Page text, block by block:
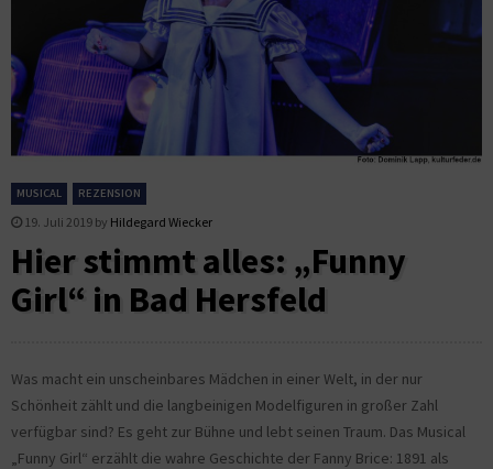
MUSICAL REZENSION
19. Juli 2019 by Hildegard Wiecker
Hier stimmt alles: „Funny
Girl“ in Bad Hersfeld
Was macht ein unscheinbares Mädchen in einer Welt, in der nur
Schönheit zählt und die langbeinigen Modelfiguren in großer Zahl
verfügbar sind? Es geht zur Bühne und lebt seinen Traum. Das Musical
„Funny Girl“ erzählt die wahre Geschichte der Fanny Brice: 1891 als